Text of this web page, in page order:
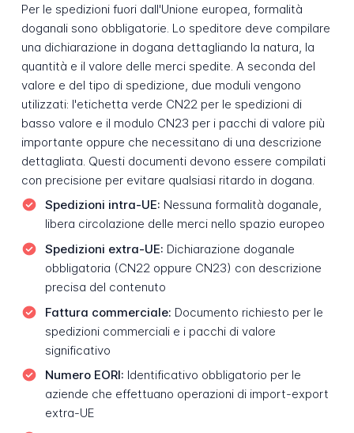
Per le spedizioni fuori dall'Unione europea, formalità
doganali sono obbligatorie. Lo speditore deve compilare
una dichiarazione in dogana dettagliando la natura, la
quantità e il valore delle merci spedite. A seconda del
valore e del tipo di spedizione, due moduli vengono
utilizzati: l'etichetta verde CN22 per le spedizioni di
basso valore e il modulo CN23 per i pacchi di valore più
importante oppure che necessitano di una descrizione
dettagliata. Questi documenti devono essere compilati
con precisione per evitare qualsiasi ritardo in dogana.
Spedizioni intra-UE: Nessuna formalità doganale,
libera circolazione delle merci nello spazio europeo
Spedizioni extra-UE: Dichiarazione doganale
obbligatoria (CN22 oppure CN23) con descrizione
precisa del contenuto
Fattura commerciale: Documento richiesto per le
spedizioni commerciali e i pacchi di valore
significativo
Numero EORI: Identificativo obbligatorio per le
aziende che effettuano operazioni di import-export
extra-UE